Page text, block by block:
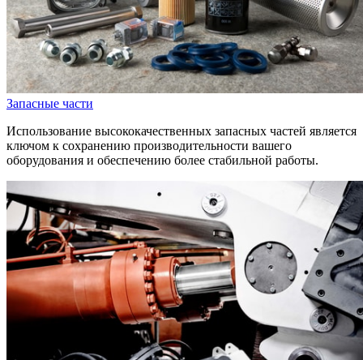
Запасные части
Использование высококачественных запасных частей является
ключом к сохранению производительности вашего
оборудования и обеспечению более стабильной работы.